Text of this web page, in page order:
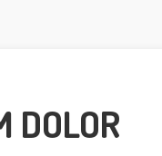
DOLOR